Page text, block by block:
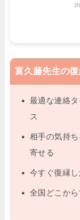
詳
富久藤先生の
最適な連絡
ス
相手の気持
寄せる
今すぐ復縁
全国どこか